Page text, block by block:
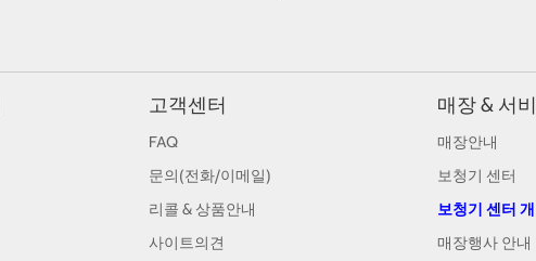
고객센터
FAQ
문의(전화/이메일)
리콜 & 상품안내
사이트의견
매장 & 서
매장안내
보청기 센터
보청기 센터
매장행사 안내